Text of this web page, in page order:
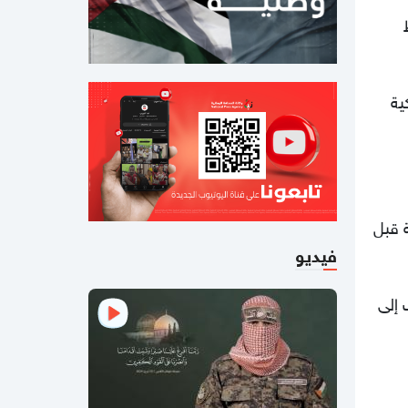
قبل
تهدف إلى
11:07 صباحا
باسم نعيم: حماس لا تزال في انتظار رد
رسمي من ملادينوف حول خارطة الطريق
10:59 صباحا
جيش الاحتلال يطلق عملية عسكرية
واسعة في مخيم قلنديا
11:06 مساءاً
قطر: حماس التزمت بكل شيء في اتفاق
غزة ويجب إلزام "إسرائيل"
11:00 مساءاً
مصادر عسكرية: "إسرائيل" تقيّد
الاغتيالات في غزة تمهيدًا لوقف
الهجمات 14 يومًا
11:42 صباحا
صحيفة: نيابة رام الله تصدر مذكرة
فيديو